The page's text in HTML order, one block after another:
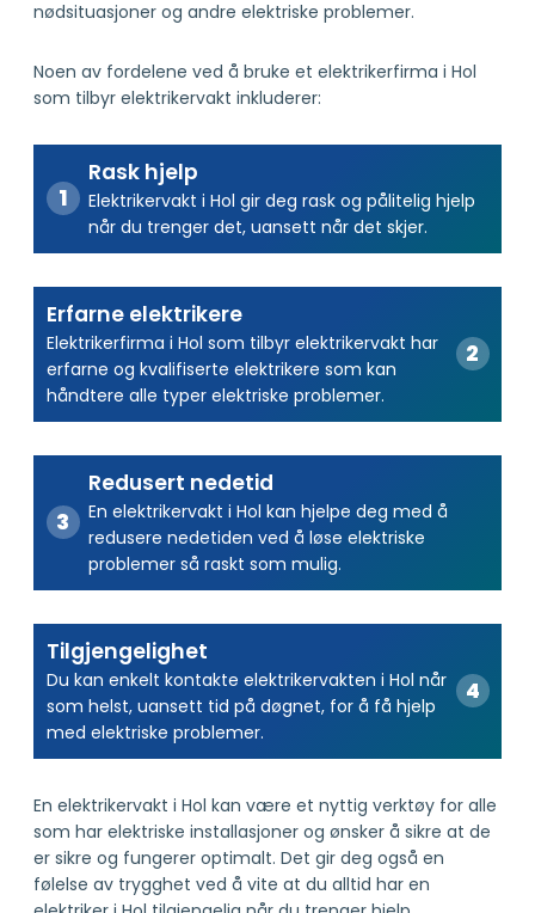
nødsituasjoner og andre elektriske problemer.
Noen av fordelene ved å bruke et elektrikerfirma i Hol
som tilbyr elektrikervakt inkluderer:
Rask hjelp
Elektrikervakt i Hol gir deg rask og pålitelig hjelp
når du trenger det, uansett når det skjer.
Erfarne elektrikere
Elektrikerfirma i Hol som tilbyr elektrikervakt har
erfarne og kvalifiserte elektrikere som kan
håndtere alle typer elektriske problemer.
Redusert nedetid
En elektrikervakt i Hol kan hjelpe deg med å
redusere nedetiden ved å løse elektriske
problemer så raskt som mulig.
Tilgjengelighet
Du kan enkelt kontakte elektrikervakten i Hol når
som helst, uansett tid på døgnet, for å få hjelp
med elektriske problemer.
En elektrikervakt i Hol kan være et nyttig verktøy for alle
som har elektriske installasjoner og ønsker å sikre at de
er sikre og fungerer optimalt. Det gir deg også en
følelse av trygghet ved å vite at du alltid har en